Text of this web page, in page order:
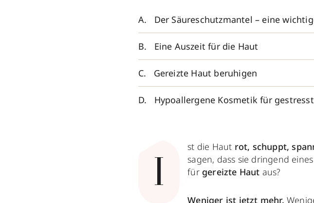
Der Säureschutzmantel – eine
Eine Auszeit für die Haut
Gereizte Haut beruhigen
Hypoallergene Kosmetik für
I
st die Haut rot, schuppt,
sagen, dass sie dringend
für gereizte Haut aus?
Weniger ist jetzt mehr.